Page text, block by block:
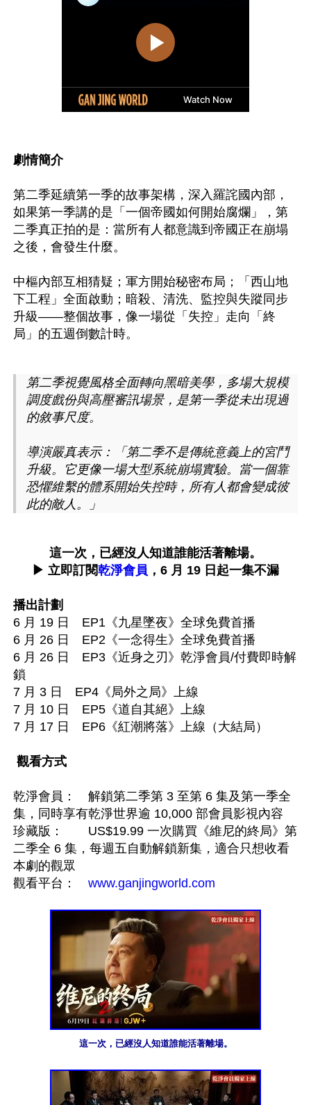
劇情簡介
第二季延續第一季的故事架構，深入羅詫國內部，
如果第一季講的是「一個帝國如何開始腐爛」，第
二季真正拍的是：當所有人都意識到帝國正在崩塌
之後，會發生什麼。
中樞內部互相猜疑；軍方開始秘密布局；「西山地
下工程」全面啟動；暗殺、清洗、監控與失蹤同步
升級——整個故事，像一場從「失控」走向「終
局」的五週倒數計時。
第二季視覺風格全面轉向黑暗美學，多場大規模
調度戲份與高壓審訊場景，是第一季從未出現過
的敘事尺度。
導演嚴真表示：「第二季不是傳統意義上的宮鬥
升級。它更像一場大型系統崩塌實驗。當一個靠
恐懼維繫的體系開始失控時，所有人都會變成彼
此的敵人。」
這一次，已經沒人知道誰能活著離場。
▶ 立即訂閱乾淨會員 ，6 月 19 日起一集不漏
播出計劃
6 月 19 日　EP1《九星墜夜》全球免費首播
6 月 26 日　EP2《一念得生》全球免費首播
6 月 26 日　EP3《近身之刃》乾淨會員/付費即時解
鎖
7 月 3 日　EP4《局外之局》上線
7 月 10 日　EP5《道自其絕》上線
7 月 17 日　EP6《紅潮將落》上線（大結局）
觀看方式
乾淨會員：　解鎖第二季第 3 至第 6 集及第一季全
集，同時享有乾淨世界逾 10,000 部會員影視內容
珍藏版：　　US$19.99 一次購買《維尼的終局》第
二季全 6 集，每週五自動解鎖新集，適合只想收看
本劇的觀眾
觀看平台： www.ganjingworld.com
這一次，已經沒人知道誰能活著離場。